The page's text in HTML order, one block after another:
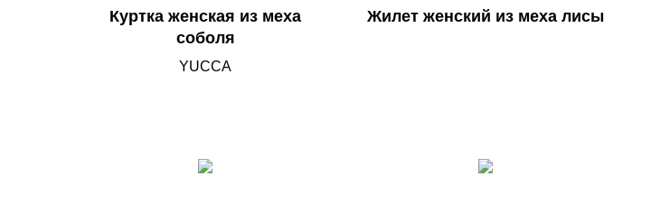
Куртка женская из меха
соболя
YUCCA
Жилет женский из меха лисы